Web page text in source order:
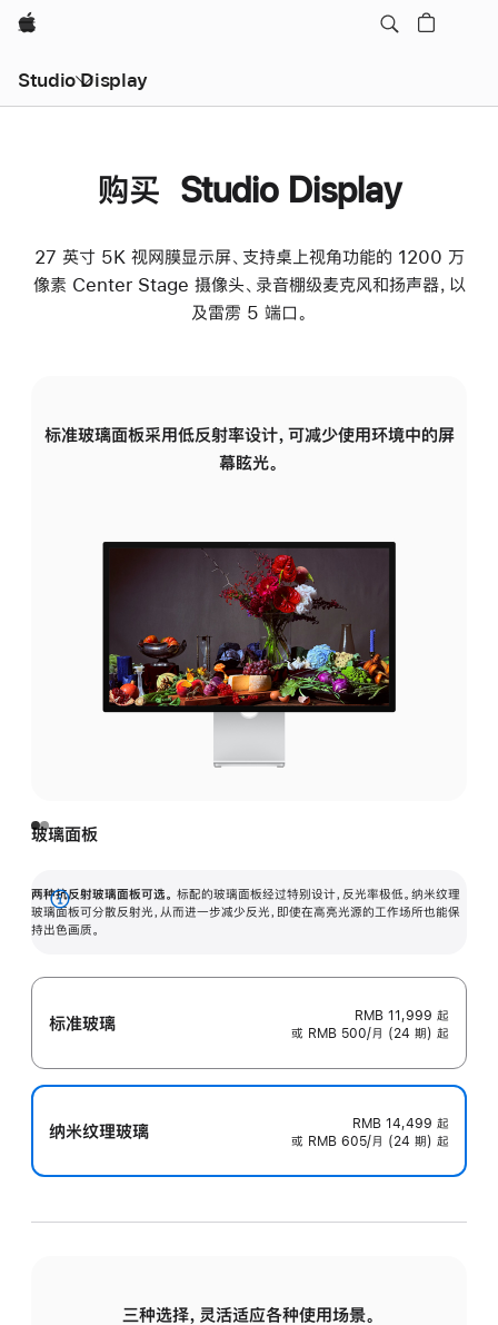
Apple
Studio Display
购买 Studio Display
27 英寸 5K 视网膜显示屏、支持桌上视角功能的 1200 万
像素 Center Stage 摄像头、录音棚级麦克风和扬声器，以
及雷雳 5 端口。
标准玻璃面板采用低反射率设计，可减少使用环境中的屏
幕眩光。
玻璃面板
两种抗反射玻璃面板可选。 标配的玻璃面板经过特别设计，反光率极低。纳米纹理
玻璃面板可分散反射光，从而进一步减少反光，即使在高亮光源的工作场所也能保
持出色画质。
展
开
标准玻璃 RMB 11,999 起
或 RMB 500/月 (24 期) 起
纳米纹理玻璃 RMB 14,499 起
或 RMB 605/月 (24 期) 起
三种选择，灵活适应各种使用场景。